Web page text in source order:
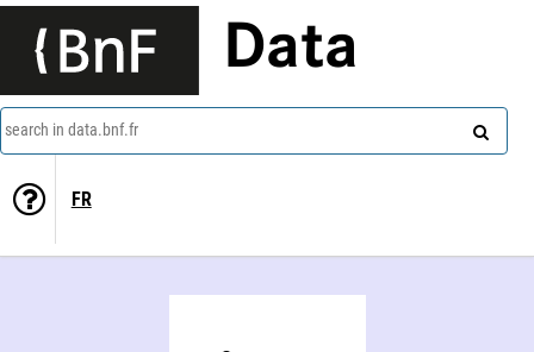
Data
search in data.bnf.fr
FR